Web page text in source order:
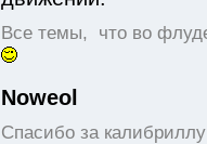
Все темы, что во
Noweol
Спасибо за